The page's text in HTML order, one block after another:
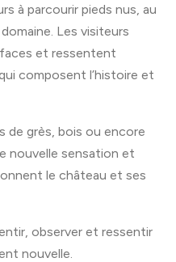
à parcourir pieds nus, au
Les visiteurs
et ressentent
composent l’histoire et
de grès, bois ou encore
nouvelle sensation et
le château et ses
observer et ressentir
nouvelle.